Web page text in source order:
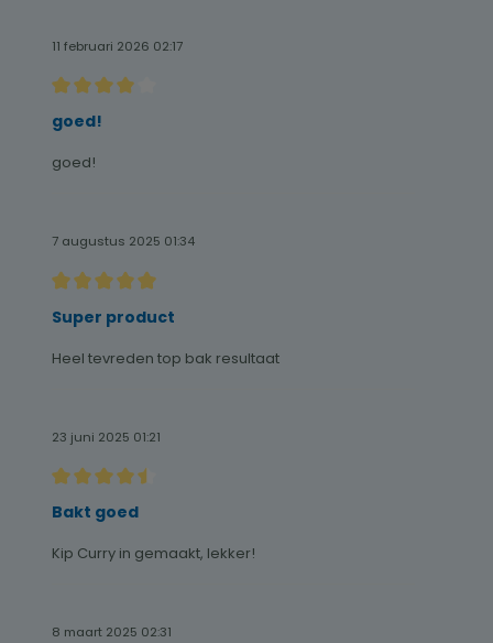
11 februari 2026 02:17
Recensie met een waardering van 4 van de 5 sterren
goed!
goed!
7 augustus 2025 01:34
Recensie met een waardering van 5 van de 5 sterren
Super product
Heel tevreden top bak resultaat
23 juni 2025 01:21
Recensie met een waardering van 4.5 van de 5 sterren
Bakt goed
Kip Curry in gemaakt, lekker!
8 maart 2025 02:31